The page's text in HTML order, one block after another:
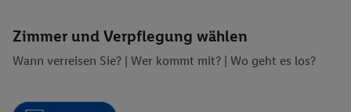
Zimmer und Verpflegung wählen
Wann verreisen Sie? | Wer kommt mit? | Wo geht es los?